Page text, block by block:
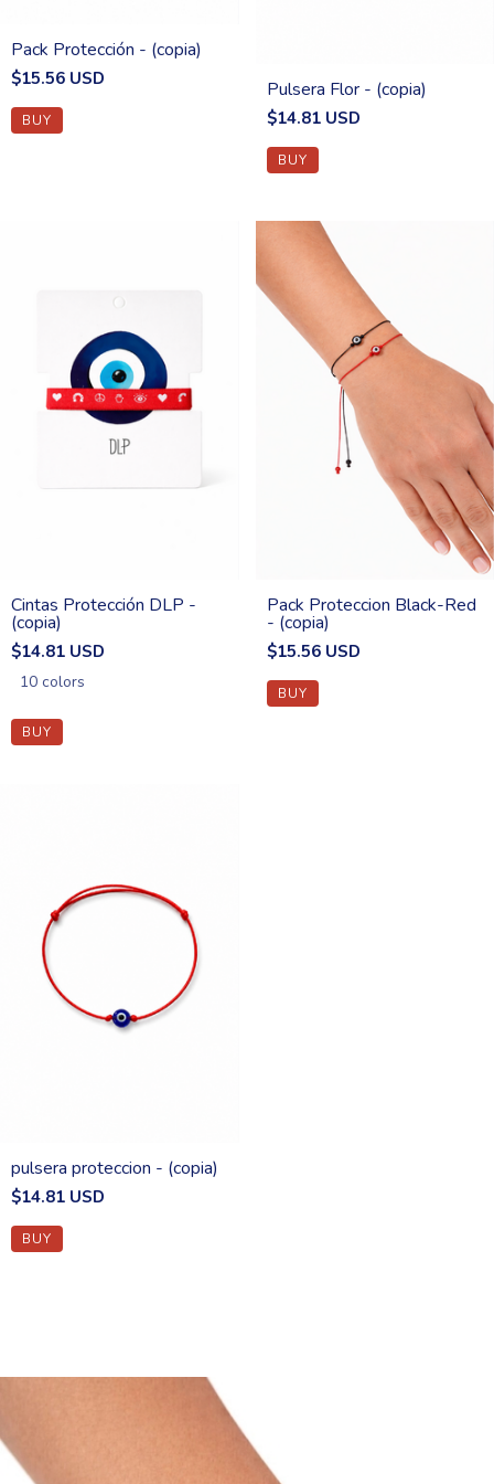
Pack Protección - (copia)
$15.56 USD Pulsera Flor - (copia)
$14.81 USD
Cintas Protección DLP -
(copia)
$14.81 USD
10 colors
BUY
Pack Proteccion Black-Red
- (copia)
$15.56 USD
pulsera proteccion - (copia)
$14.81 USD